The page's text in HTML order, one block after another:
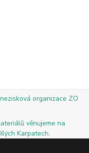
organizace ZO
věnujeme na
Karpatech.